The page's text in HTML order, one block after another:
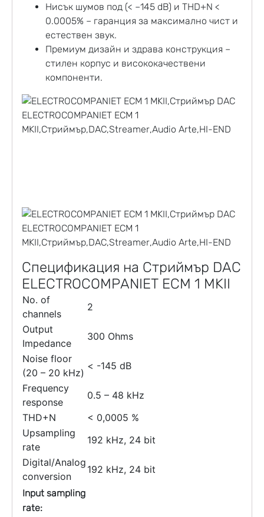
Нисък шумов под (< –145 dB) и THD+N <
0.0005% – гаранция за максимално чист и
естествен звук.
Премиум дизайн и здрава конструкция –
стилен корпус и висококачествени
компоненти.
Спецификация на Стриймър DAC
ELECTROCOMPANIET ECM 1 MKII
No. of
channels
2
Output
Impedance
300 Ohms
Noise floor
(20 – 20 kHz)
< -145 dB
Frequency
response
0.5 – 48 kHz
THD+N
< 0,0005 %
Upsampling
rate
192 kHz, 24 bit
Digital/Analog
conversion
192 kHz, 24 bit
Input sampling
rate: